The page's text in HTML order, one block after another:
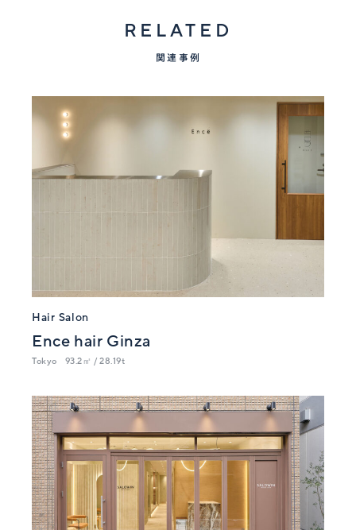
RELATED
関連事例
Hair Salon
Ence hair Ginza
Tokyo 93.2㎡ / 28.19t